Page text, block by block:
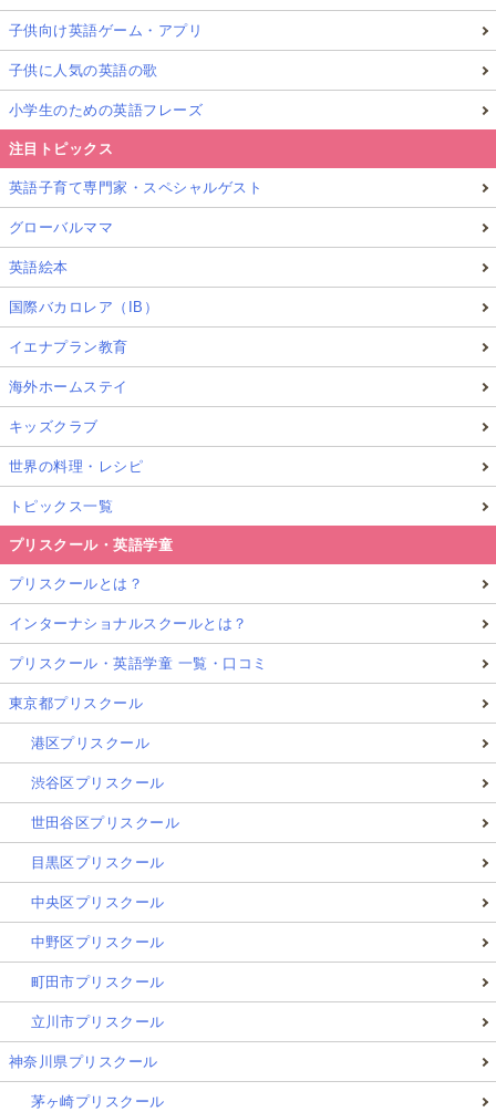
子供向け英語ゲーム・アプリ
子供に人気の英語の歌
小学生のための英語フレーズ
注目トピックス
英語子育て専門家・スペシャルゲスト
グローバルママ
英語絵本
国際バカロレア（IB）
イエナプラン教育
海外ホームステイ
キッズクラブ
世界の料理・レシピ
トピックス一覧
プリスクール・英語学童
プリスクールとは？
インターナショナルスクールとは？
プリスクール・英語学童 一覧・口コミ
東京都プリスクール
港区プリスクール
渋谷区プリスクール
世田谷区プリスクール
目黒区プリスクール
中央区プリスクール
中野区プリスクール
町田市プリスクール
立川市プリスクール
神奈川県プリスクール
茅ヶ崎プリスクール